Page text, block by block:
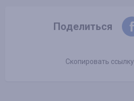
Поделиться
Скопировать ссылку